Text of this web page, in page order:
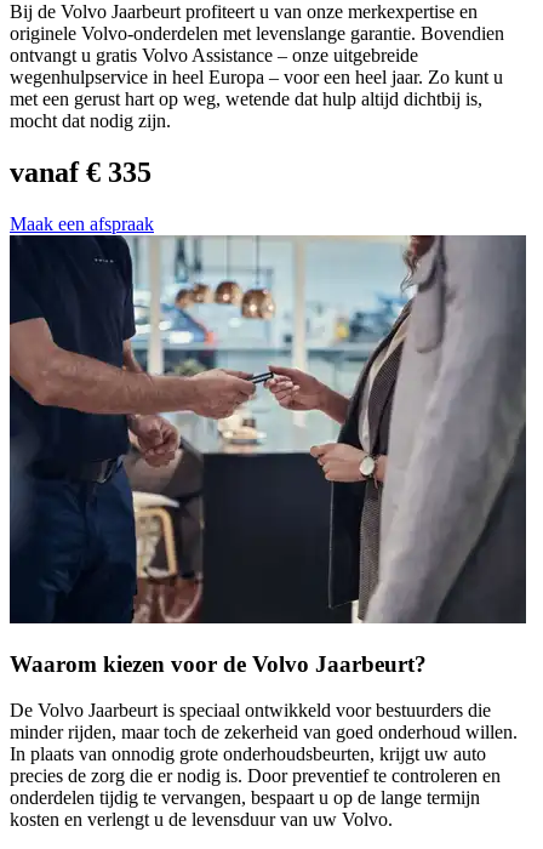
Bij de Volvo Jaarbeurt profiteert u van onze merkexpertise en
originele Volvo-onderdelen met levenslange garantie. Bovendien
ontvangt u gratis Volvo Assistance – onze uitgebreide
wegenhulpservice in heel Europa – voor een heel jaar. Zo kunt u
met een gerust hart op weg, wetende dat hulp altijd dichtbij is,
mocht dat nodig zijn.
vanaf€ 335
Maak een afspraak
Waarom kiezen voor de Volvo Jaarbeurt?
De Volvo Jaarbeurt is speciaal ontwikkeld voor bestuurders die
minder rijden, maar toch de zekerheid van goed onderhoud willen.
In plaats van onnodig grote onderhoudsbeurten, krijgt uw auto
precies de zorg die er nodig is. Door preventief te controleren en
onderdelen tijdig te vervangen, bespaart u op de lange termijn
kosten en verlengt u de levensduur van uw Volvo.